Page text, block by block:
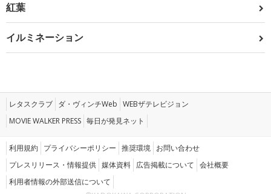
紅葉
イルミネーション
レタスクラブ ダ・ヴィンチWeb WEBザテレビジョン
MOVIE WALKER PRESS 毎日が発見ネット
利用規約 プライバシーポリシー 推奨環境 お問い合わせ
プレスリリース・情報提供 媒体資料 広告掲載について 会社概要
利用者情報の外部送信について